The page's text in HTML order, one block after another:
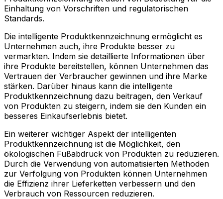
Einhaltung von Vorschriften und regulatorischen
Standards.
Die intelligente Produktkennzeichnung ermöglicht es
Unternehmen auch, ihre Produkte besser zu
vermarkten. Indem sie detaillierte Informationen über
ihre Produkte bereitstellen, können Unternehmen das
Vertrauen der Verbraucher gewinnen und ihre Marke
stärken. Darüber hinaus kann die intelligente
Produktkennzeichnung dazu beitragen, den Verkauf
von Produkten zu steigern, indem sie den Kunden ein
besseres Einkaufserlebnis bietet.
Ein weiterer wichtiger Aspekt der intelligenten
Produktkennzeichnung ist die Möglichkeit, den
ökologischen Fußabdruck von Produkten zu reduzieren.
Durch die Verwendung von automatisierten Methoden
zur Verfolgung von Produkten können Unternehmen
die Effizienz ihrer Lieferketten verbessern und den
Verbrauch von Ressourcen reduzieren.